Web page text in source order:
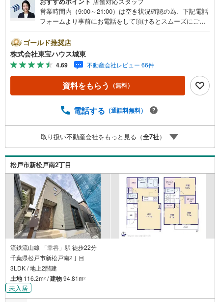
営業時間内（9:00～21:00）は空き状況確認の為、下記電話
フォームより事前にお電話をして頂けるとスムーズにご案
カレンダーの作成▽ご購入後もお客様の人生のパートナー
として暮らしの「安心」を守り続けます。【Yahoo！ 不動
産キャンペーン対象店舗】当店で物件を成約するとPayPay
ボーナスライトがもらえる「Yahoo！ 不動産 物件ご成約キ
ャンペーン」の対象になります。「資料をもらう」「見学
予約をする」ボタンからお問い合わせください。※必ずYah
スライトは出金と譲渡はできません。ご案内・詳細な資料
時受け付けております！■頭金0円からのご購入可能です■
（諸費用もOK）お気軽にお問い合わせください。
ゴールド推奨店
株式会社東宝ハウス城東
4.69 不動産会社レビュー 66件
資料をもらう （無料）
電話する （通話料無料）
取り扱い不動産会社をもっと見る（全7社）
松戸市新松戸南2丁目
流鉄流山線 「幸谷」駅 徒歩22分
千葉県松戸市新松戸南2丁目
3LDK / 地上2階建
土地116.2m2 /建物94.81m2
未入居